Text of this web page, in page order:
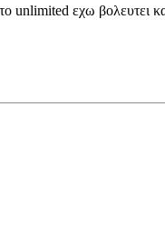
unlimited εχω βολευτει